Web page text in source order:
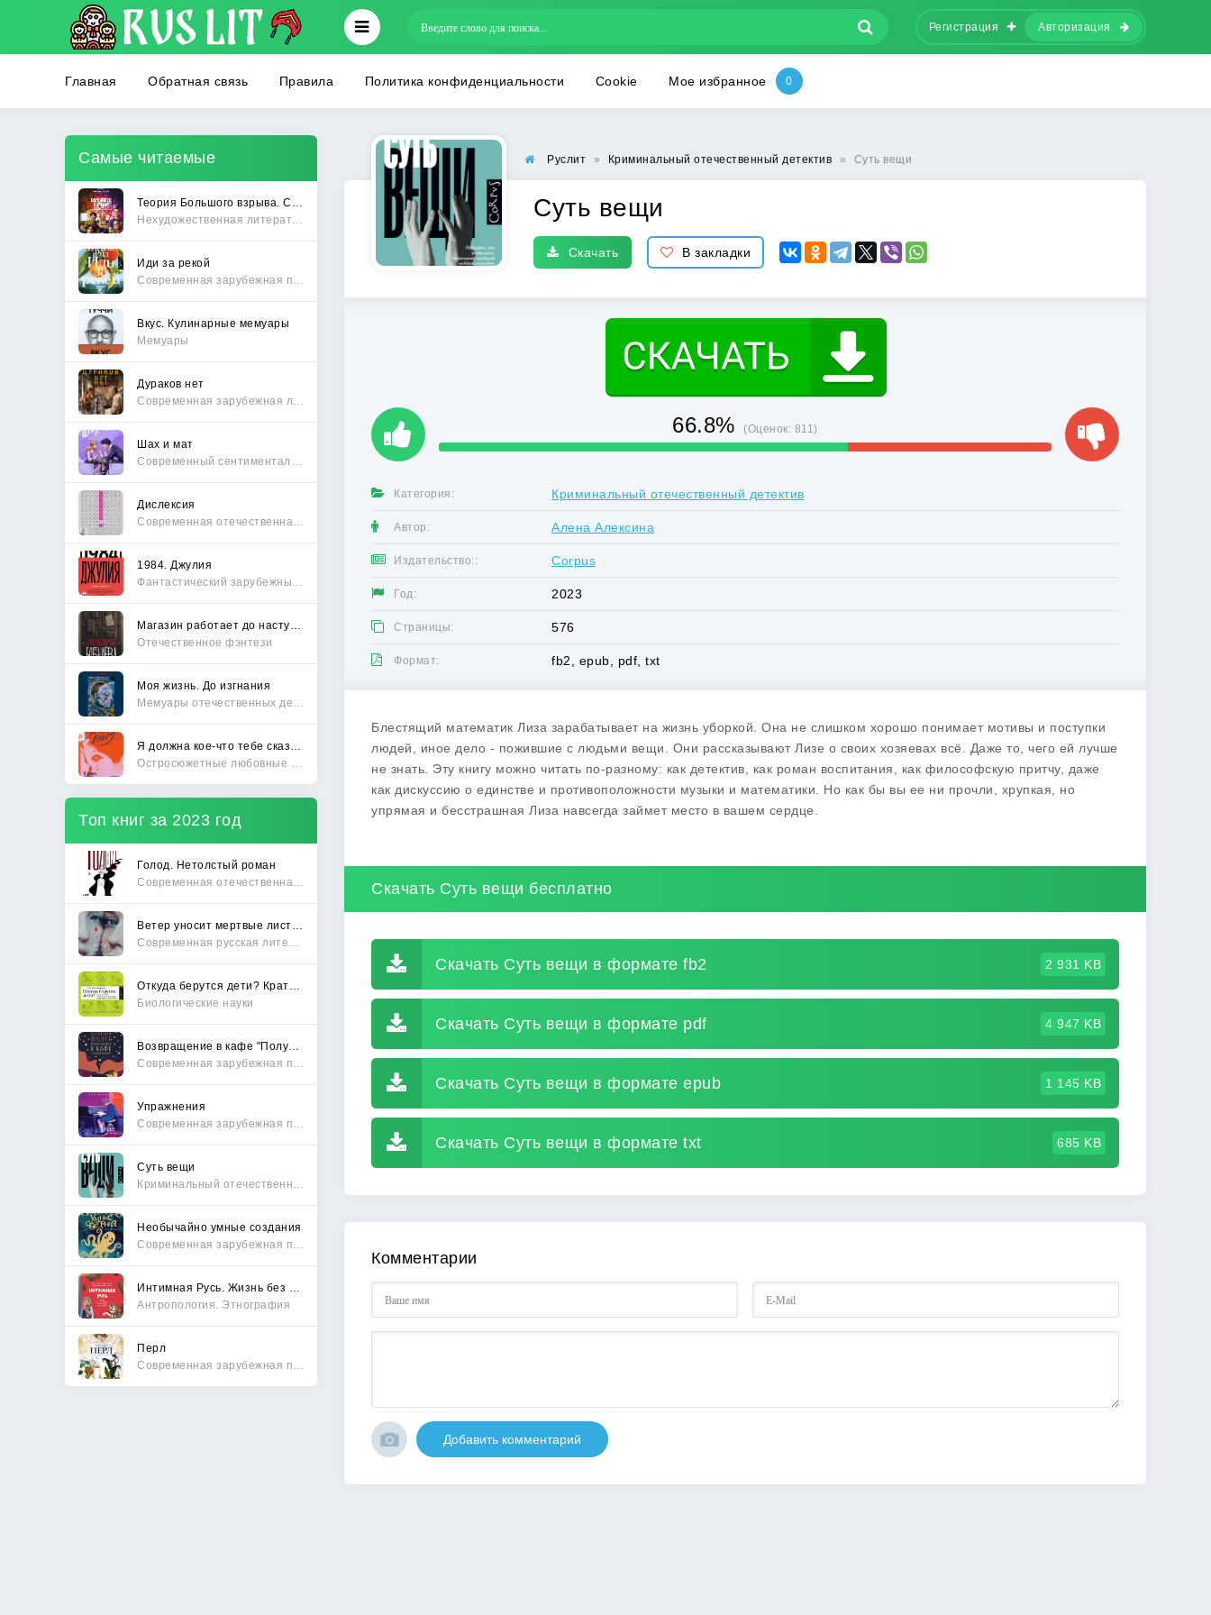
Регистрация Авторизация
Главная Обратная связь Правила Политика конфиденциальности Cookie Мое избранное
Самые читаемые
Иди за рекой
Вкус. Кулинарные мемуары
Мемуары
Дураков нет
Шах и мат
Дислексия
1984. Джулия
Отечественное фэнтези
Моя жизнь. До изгнания
Топ книг за 2023 год
Голод. Нетолстый роман
Биологические науки
Упражнения
Суть вещи
Необычайно умные создания
Антропология. Этнография
Перл
Руслит » Криминальный отечественный детектив » Суть вещи
Суть вещи
Скачать В закладки
66.8% (Оценок: 811)
Категория: Криминальный отечественный детектив
Автор: Алена Алексина
Издательство:: Corpus
Год: 2023
Страницы: 576
Формат: fb2, epub, pdf, txt
Блестящий математик Лиза зарабатывает на жизнь уборкой. Она не слишком хорошо понимает мотивы и поступки
людей, иное дело - пожившие с людьми вещи. Они рассказывают Лизе о своих хозяевах всё. Даже то, чего ей лучше
не знать. Эту книгу можно читать по-разному: как детектив, как роман воспитания, как философскую притчу, даже
как дискуссию о единстве и противоположности музыки и математики. Но как бы вы ее ни прочли, хрупкая, но
упрямая и бесстрашная Лиза навсегда займет место в вашем сердце.
Скачать Суть вещи бесплатно
Скачать Суть вещи в формате fb2 2 931 KB
Скачать Суть вещи в формате pdf 4 947 KB
Скачать Суть вещи в формате epub 1 145 KB
Скачать Суть вещи в формате txt 685 KB
Комментарии